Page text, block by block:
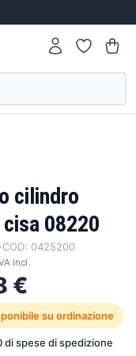
cilindro
08220
COD: 0425200
incl.
€
su ordinazione
di spese di spedizione